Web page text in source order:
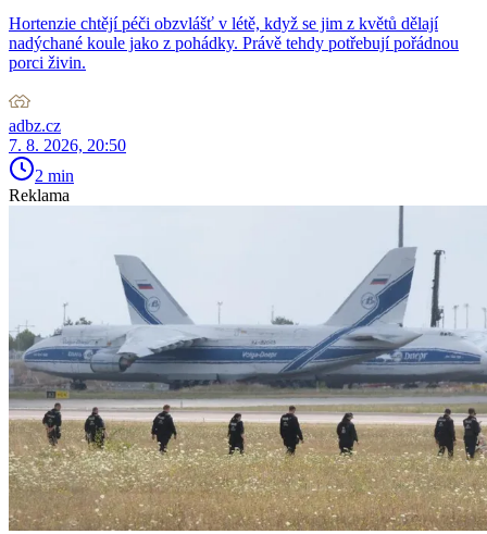
Hortenzie chtějí péči obzvlášť v létě, když se jim z květů dělají
nadýchané koule jako z pohádky. Právě tehdy potřebují pořádnou
porci živin.
adbz.cz
7. 8. 2026, 20:50
2 min
Reklama